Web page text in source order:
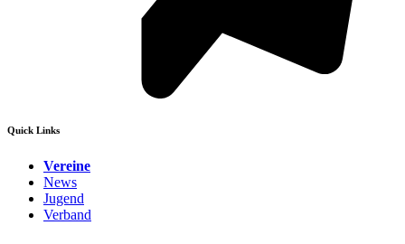
Quick Links
Vereine
News
Jugend
Verband